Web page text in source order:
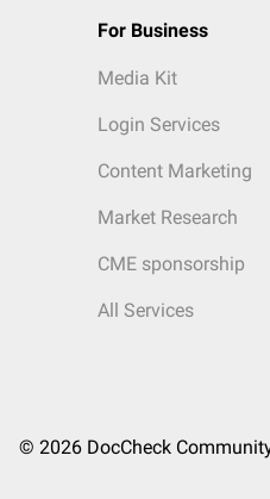
For Business
Media Kit
Login Services
Content Marketing
Market Research
CME sponsorship
All Services
© 2026 DocCheck